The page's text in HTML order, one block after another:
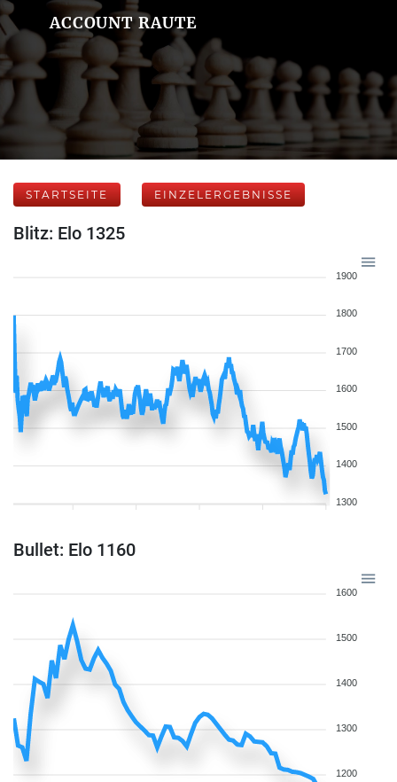
ACCOUNT RAUTE
STARTSEITE EINZELERGEBNISSE
Blitz: Elo 1325
1900
1800
1700
1600
1500
1400
1300
Bullet: Elo 1160
1600
1500
1400
1300
1200